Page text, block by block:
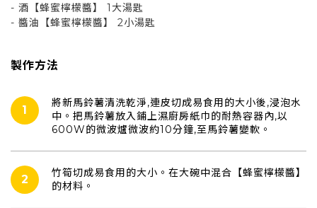
- 酒【蜂蜜檸檬醬】 1大湯匙
- 醬油【蜂蜜檸檬醬】 2小湯匙
製作方法
1
將新馬鈴薯清洗乾淨,連皮切成易食用的大小後,浸泡水
中。把馬鈴薯放入鋪上濕廚房紙巾的耐熱容器內,以
600W的微波爐微波約10分鐘,至馬鈴薯變軟。
2
竹筍切成易食用的大小。在大碗中混合【蜂蜜檸檬醬】
的材料。